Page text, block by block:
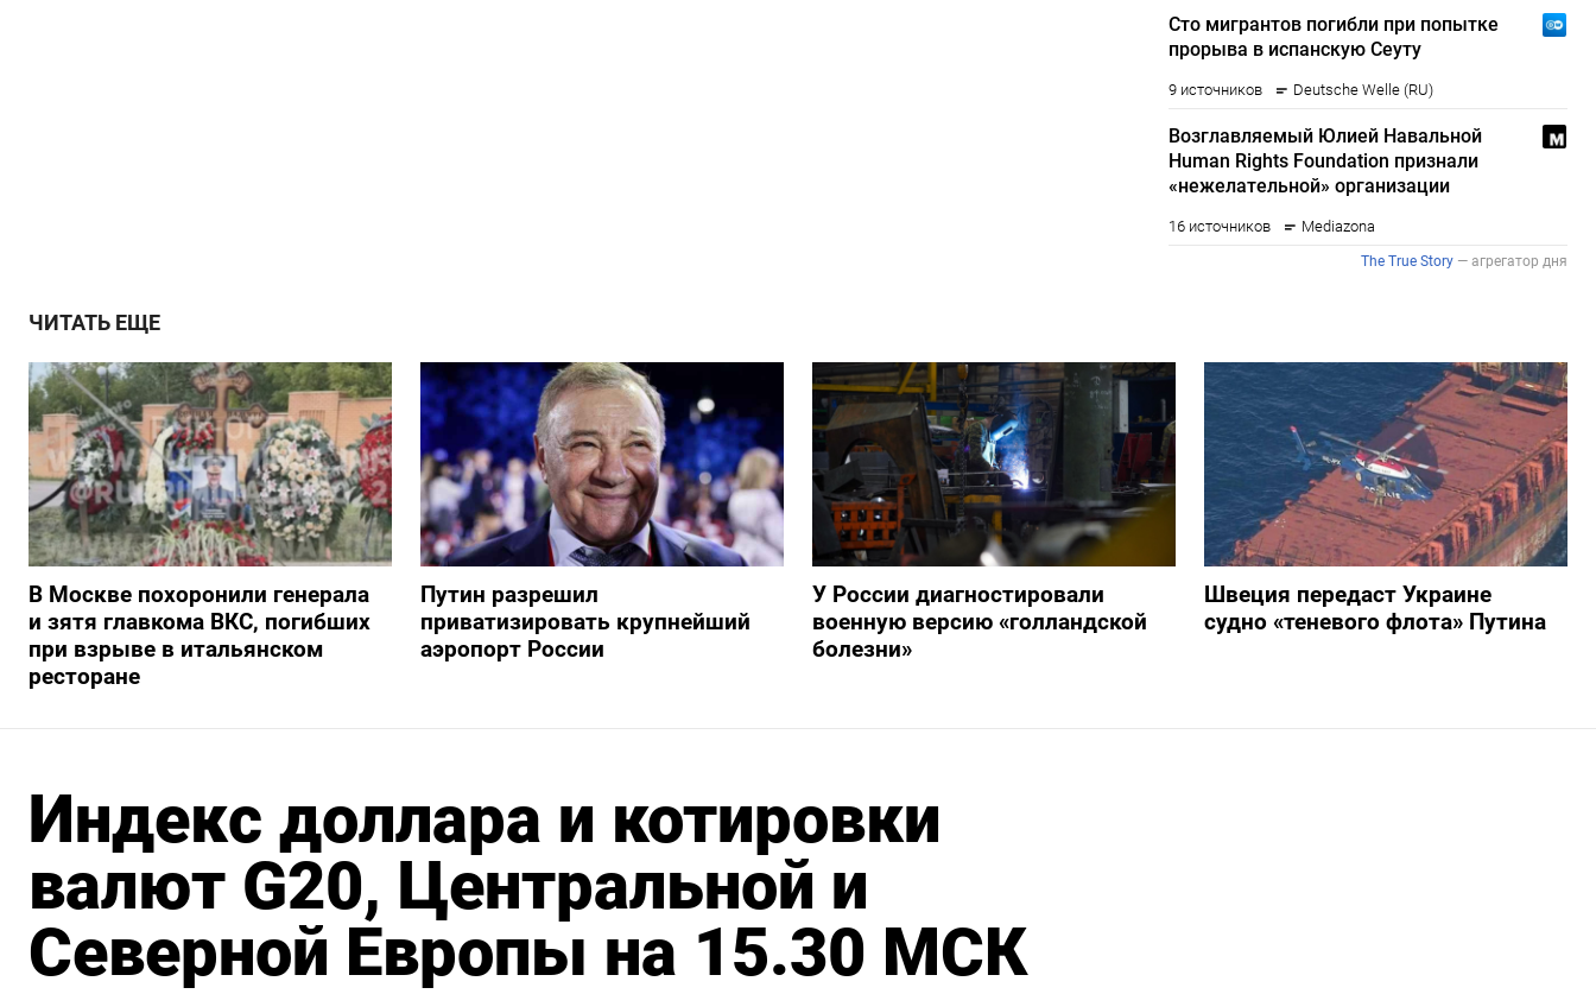
ЧИТАТЬ ЕЩЕ
В Москве похоронили генерала
и зятя главкома ВКС, погибших
при взрыве в итальянском
ресторане
Путин разрешил
приватизировать крупнейший
аэропорт России
У России диагностировали
военную версию «голландской
болезни»
Швеция передаст Украине
судно «теневого флота» Путина
Индекс доллара и котировки
валют G20, Центральной и
Северной Европы на 15.30 МСК